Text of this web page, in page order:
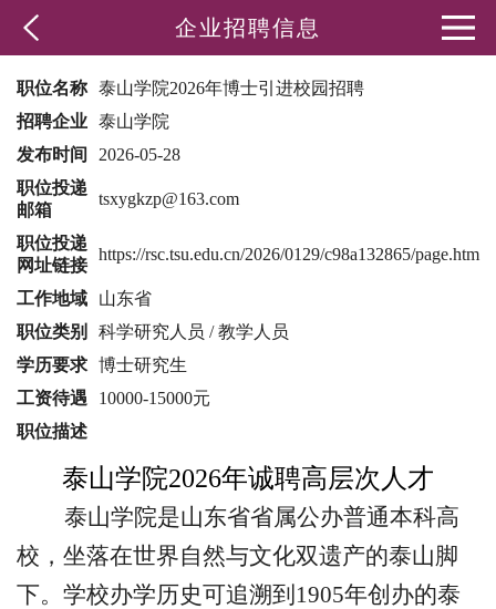
企业招聘信息
职位名称 泰山学院2026年博士引进校园招聘
招聘企业 泰山学院
发布时间
2026-05-28
职位投递
邮箱
tsxygkzp@163.com
职位投递
网址链接
https://rsc.tsu.edu.cn/2026/0129/c98a132865/page.htm
工作地域
山东省
职位类别
科学研究人员 / 教学人员
学历要求 博士研究生
工资待遇
10000-15000元
职位描述
泰山学院2026年诚聘高层次 人才
泰山学院是山东省省属公办普通本科高
校，坐落在世界自然与文化双遗产的泰山脚
下。学校办学历史可追溯到 1905年创办的泰